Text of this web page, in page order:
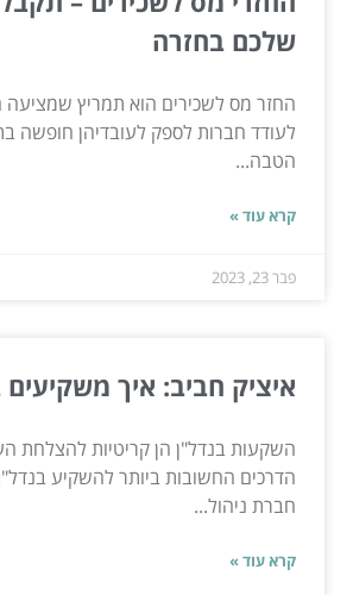
שלכם בחזרה
החזר מס לשכירים הוא תמריץ
לעודד חברות לספק לעובדיהן חופשה
הטבה...
קרא עוד »
פבר 23, 2023
איציק חביב: איך משקיעים
השקעות בנדל"ן הן קריטיות להצלחת
הדרכים החשובות ביותר להשקיע
חברת ניהול...
קרא עוד »